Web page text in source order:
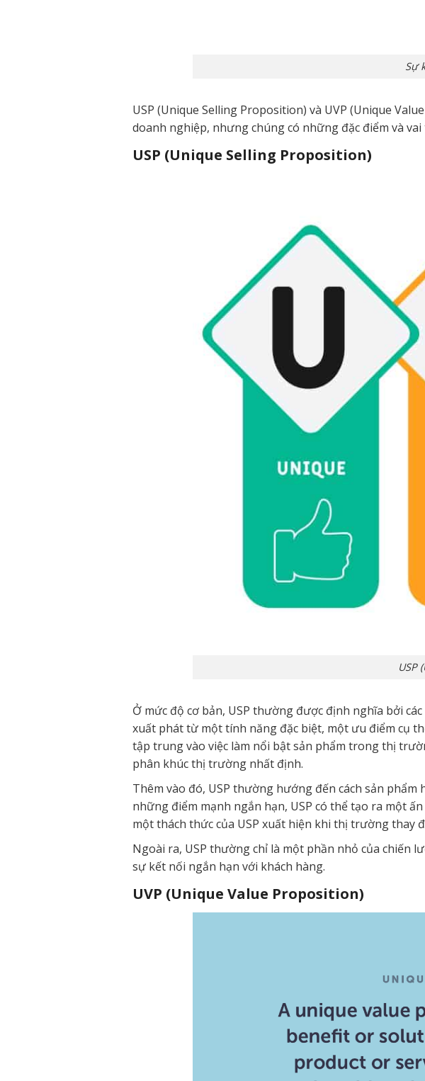
Sự
USP (Unique Selling Proposition) và UVP (Unique
doanh nghiệp, nhưng chúng có những đặc điểm và
USP (Unique Selling Proposition)
USP
Ở mức độ cơ bản, USP thường được định nghĩa bởi
xuất phát từ một tính năng đặc biệt, một ưu điểm cụ
tập trung vào việc làm nổi bật sản phẩm trong thị
phân khúc thị trường nhất định.
Thêm vào đó, USP thường hướng đến cách sản
những điểm mạnh ngắn hạn, USP có thể tạo ra một
một thách thức của USP xuất hiện khi thị trường thay
Ngoài ra, USP thường chỉ là một phần nhỏ của chiến
sự kết nối ngắn hạn với khách hàng.
UVP (Unique Value Proposition)